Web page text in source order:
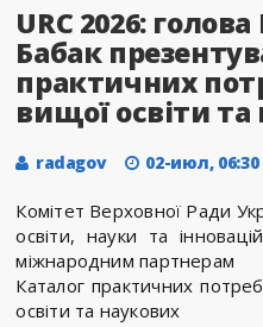
URC 2026:
Бабак
практичних
вищої освіти та
radagov 02-июл, 06:30
Комітет Верховної Ради
освіти, науки та
міжнародним партнерам
Каталог практичних
освіти та наукових